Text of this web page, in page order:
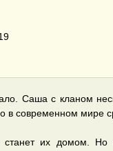
Саша с кланом
современном мире
их домом.